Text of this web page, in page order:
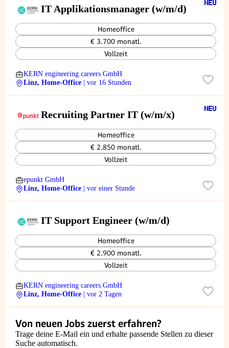
IT Applikationsmanager (w/m/d)
Homeoffice
€ 3.700 monatl.
Vollzeit
KERN engineering careers GmbH
Linz, Home-Office
| vor 16 Stunden
Recruiting Partner IT (w/m/x)
Homeoffice
€ 2.850 monatl.
Vollzeit
epunkt GmbH
Linz, Home-Office
| vor einer Stunde
IT Support Engineer (w/m/d)
Homeoffice
€ 2.900 monatl.
Vollzeit
KERN engineering careers GmbH
Linz, Home-Office
| vor 2 Tagen
Von neuen Jobs zuerst erfahren?
Trage deine E-Mail ein und erhalte passende Stellen zu dieser
Suche automatisch.